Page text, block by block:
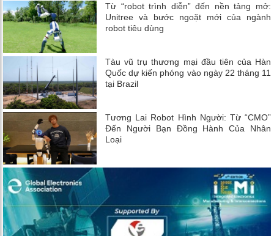
Từ “robot trình diễn” đến nền tảng mở:
Unitree và bước ngoặt mới của ngành
robot tiêu dùng
Tàu vũ trụ thương mại đầu tiên của Hàn
Quốc dự kiến ​​phóng vào ngày 22 tháng 11
tại Brazil
Tương Lai Robot Hình Người: Từ “CMO”
Đến Người Bạn Đồng Hành Của Nhân
Loại